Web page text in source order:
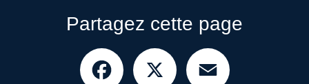
Partagez cette page
Facebook